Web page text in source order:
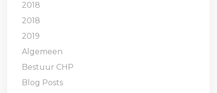
2018
2018
2019
Algemeen
Bestuur CHP
Blog Posts